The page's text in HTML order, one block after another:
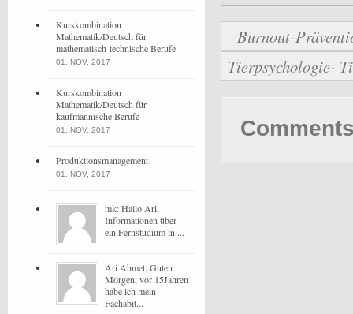
Burnout-
Tierpsychologie-
Kurskombination
Mathematik/Deutsch für
mathematisch-technische Berufe
01. NOV, 2017
Kurskombination
Mathematik/Deutsch für
kaufmännische Berufe
01. NOV, 2017
Produktionsmanagement
01. NOV, 2017
mk: Hallo Ari,
Informationen über
ein Fernstudium in ...
Ari Ahmet: Guten
Morgen, vor 15Jahren
habe ich mein
Fachabit...